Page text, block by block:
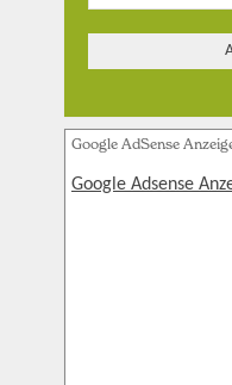
Google AdSense
Google Adsense